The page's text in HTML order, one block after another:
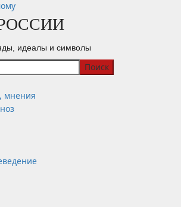
идеалы и символы
мнения